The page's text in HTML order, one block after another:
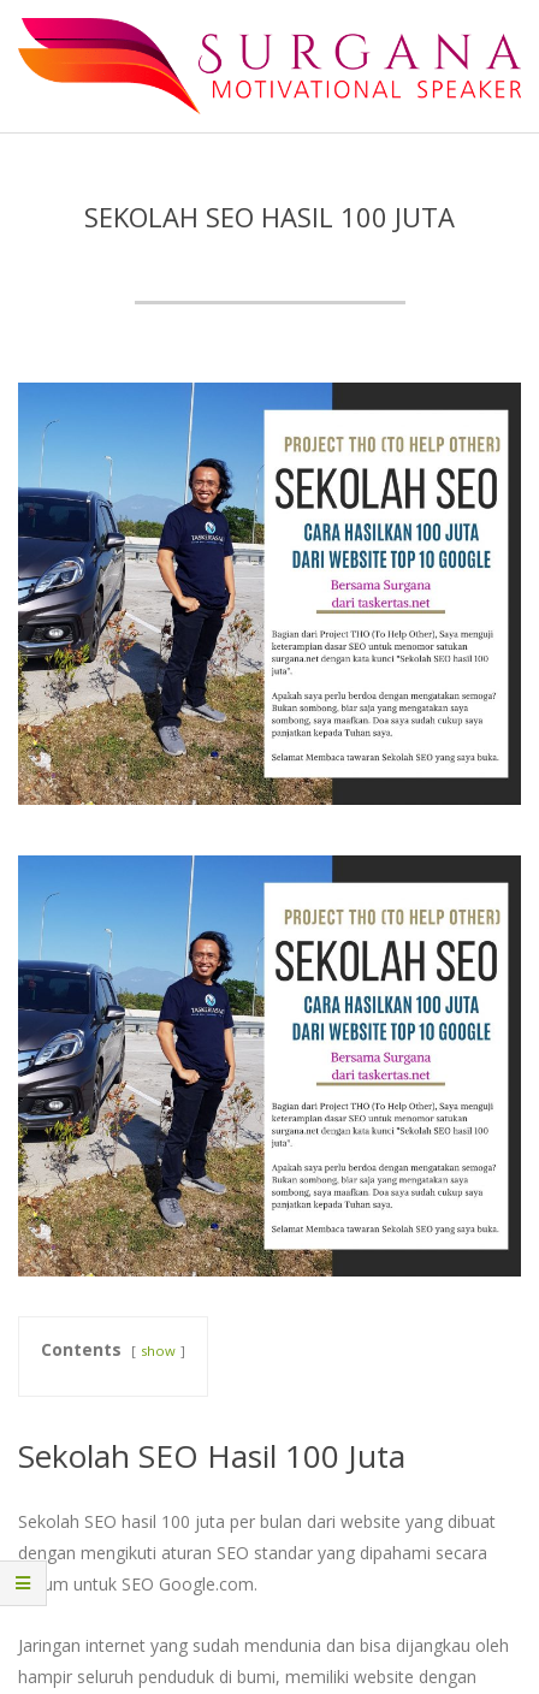
Skip
content
Surgana
SEKOLAH SEO HASIL 100 JUTA
Contents show
Sekolah SEO Hasil 100 Juta
Sekolah SEO hasil 100 juta per bulan dari website yang dibuat
dengan mengikuti aturan SEO standar yang dipahami secara
umum untuk SEO Google.com.
Jaringan internet yang sudah mendunia dan bisa dijangkau oleh
hampir seluruh penduduk di bumi, memiliki website dengan